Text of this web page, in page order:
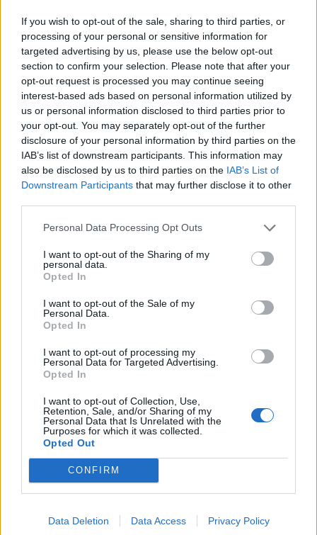
If you wish to opt-out of the sale, sharing to third parties, or
processing of your personal or sensitive information for
targeted advertising by us, please use the below opt-out
section to confirm your selection. Please note that after your
opt-out request is processed you may continue seeing
interest-based ads based on personal information utilized by
us or personal information disclosed to third parties prior to
your opt-out. You may separately opt-out of the further
disclosure of your personal information by third parties on the
IAB’s list of downstream participants. This information may
also be disclosed by us to third parties on the IAB’s List of
Downstream Participants that may further disclose it to other
Personal Data Processing Opt Outs
I want to opt-out of the Sharing of my
personal data.
Opted In
I want to opt-out of the Sale of my
Personal Data.
Opted In
I want to opt-out of processing my
Personal Data for Targeted Advertising.
Opted In
I want to opt-out of Collection, Use,
Retention, Sale, and/or Sharing of my
Personal Data that Is Unrelated with the
Purposes for which it was collected.
Opted Out
CONFIRM
Data Deletion Data Access Privacy Policy
mente le livide immagini degli avvoltoi
volteggianti sui cadaveri in decomposizione.
Una situazione che rende sempre più
realistica la prospettiva delle elezioni
anticipate. Ma che cosa queste elezioni
potrebbero regalare al Paese non è facile
intravvedere se non una ulteriore instabilità
politica dal momento che le opposizioni, una
volta venuto meno il collante
dell'antiberlusconismo, non hanno nulla che
le tenga unite e le caratterizzi come
alternativa di governo. Le preoccupazioni del
forza negli ultimi tempi sono più che
condivisibili e non è un caso che gli italiani
guardino sempre più al Quirinale, inteso
come argine morale contro i guasti della
cattiva politica. Ma il capo dello Stato può
muoversi solo entro certi limiti. I limiti indicati
dalla Costituzione.